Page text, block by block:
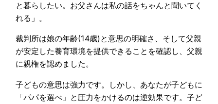
と暮らしたい。お父さんは私の話をちゃんと聞いてく
れる」。
裁判所は娘の年齢(14歳)と意思の明確さ、そして父親
が安定した養育環境を提供できることを確認し、父親
に親権を認めました。
子どもの意思は強力です。しかし、あなたが子どもに
「パパを選べ」と圧力をかけるのは逆効果です。子ど